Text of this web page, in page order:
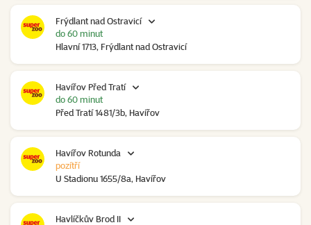
Frýdlant nad Ostravicí
Hlavní 1713, Frýdlant nad Ostravicí
do 60 minut
Havířov Před Tratí
Před Tratí 1481/3b, Havířov
do 60 minut
Havířov Rotunda
U Stadionu 1655/8a, Havířov
pozítří
Havlíčkův Brod II